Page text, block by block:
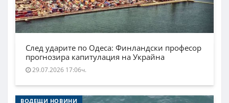
След ударите по Одеса: Финландски професор
прогнозира капитулация на Украйна
29.07.2026 17:06ч.
ВОДЕЩИ НОВИНИ